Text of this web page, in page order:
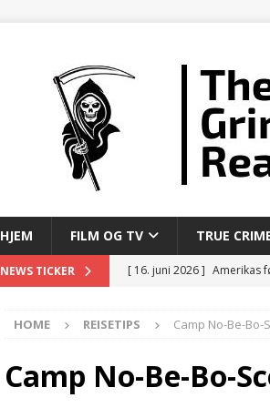
HJEM FILM OG TV TRUE
NEWS TICKER [ 16. juni 2026 ] Amerikas
[ 6. juni 2026 ] Mannen
[ 3. juni 2026 ]
Fra Sicilia
HOME REISETIPS Camp No-Be-Bo-
Camp No-Be-Bo-